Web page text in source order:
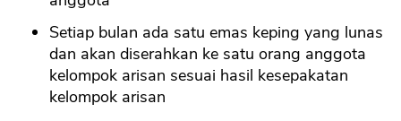
Setiap bulan ada satu emas keping yang lunas
dan akan diserahkan ke satu orang anggota
kelompok arisan sesuai hasil kesepakatan
kelompok arisan